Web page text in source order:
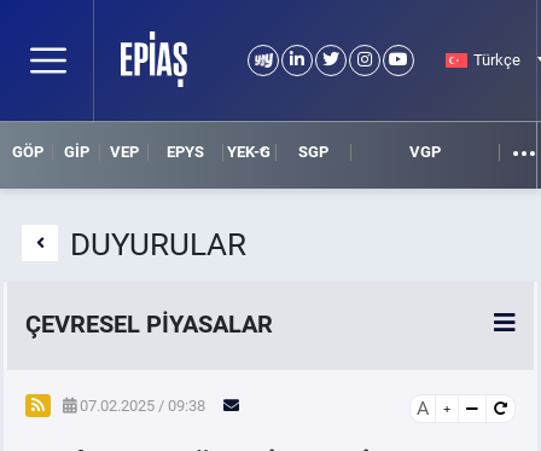
Türkçe
GÖP GİP VEP EPYS YEK-G SGP VGP
DUYURULAR
ÇEVRESEL PİYASALAR
YEK-G Piyasası
07.02.2025 / 09:38 A